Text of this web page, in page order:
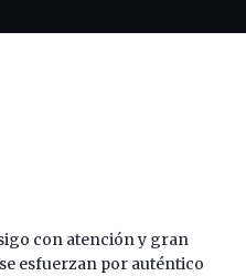
con atención y gran
esfuerzan por auténtico